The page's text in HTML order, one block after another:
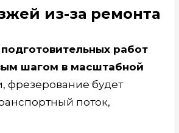
из-за ремонта
работ
шагом в масштабной
фрезерование будет
поток,